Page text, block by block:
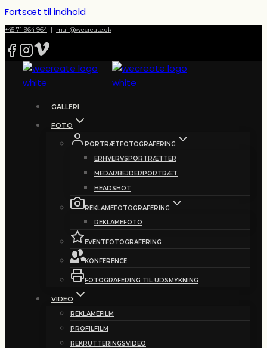
Fortsæt til indhold
+45 71 964 964| mail@wecreate.dk
GALLERI
FOTO
PORTRÆTFOTOGRAFERING
ERHVERVSPORTRÆTTER
MEDARBEJDERPORTRÆT
HEADSHOT
REKLAMEFOTOGRAFERING
REKLAMEFOTO
EVENTFOTOGRAFERING
KONFERENCE
FOTOGRAFERING TIL UDSMYKNING
VIDEO
REKLAMEFILM
PROFILFILM
REKRUTTERINGSVIDEO